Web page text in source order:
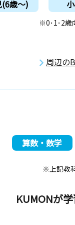
歳〜)
※0･1･2歳
周辺の
算数・数学
※上記教
KUMONが